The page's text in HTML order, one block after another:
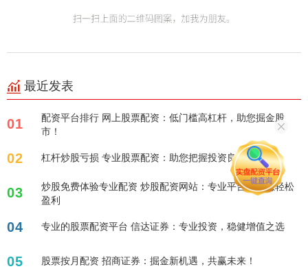
最近发表
01
配资平台排行 网上股票配资：低门槛高杠杆，助您掘金股
市！
02 杠杆炒股亏损 专业股票配资：助您把握投资良机
03
炒股免费体验专业配资 炒股配资网站：专业平台，助您轻松
盈利
04 专业的股票配资平台 信达证券：专业投资，稳健增值之选
05 股票按月配资 招商证券：掘金新机遇，共赢未来！